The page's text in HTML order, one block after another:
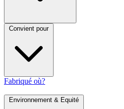
Convient pour
Fabriqué où?
Environnement & Equité